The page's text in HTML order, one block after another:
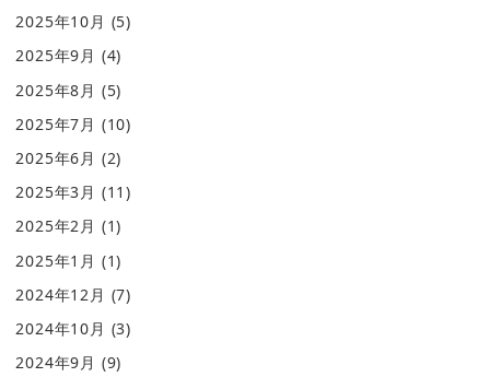
2025年10月 (5)
2025年9月 (4)
2025年8月 (5)
2025年7月 (10)
2025年6月 (2)
2025年3月 (11)
2025年2月 (1)
2025年1月 (1)
2024年12月 (7)
2024年10月 (3)
2024年9月 (9)